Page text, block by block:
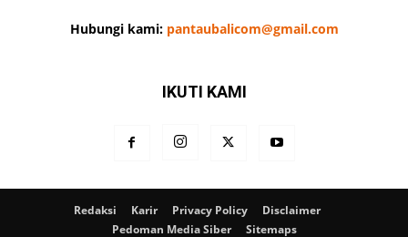
Hubungi kami: pantaubalicom@gmail.com
IKUTI KAMI
Redaksi Karir Privacy Policy
Disclaimer
Pedoman Media Siber
Sitemaps